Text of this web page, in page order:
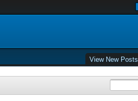
View New Posts